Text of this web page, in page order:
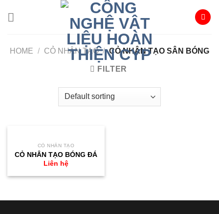
HOME / CỎ NHÂN TẠO / CỎ NHÂN TẠO SÂN BÓNG
FILTER
CỎ NHÂN TẠO
CỎ NHÂN TẠO BÓNG ĐÁ
Liên hệ